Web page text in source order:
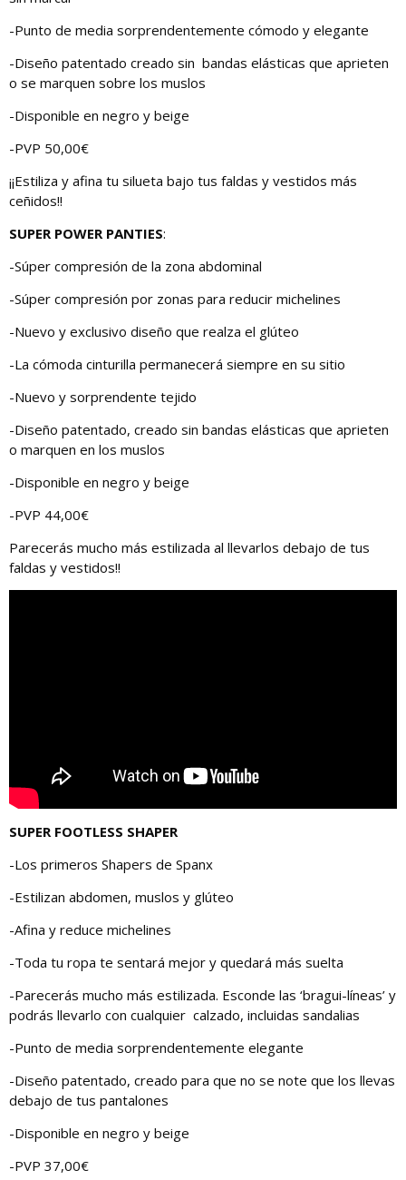
-Punto de media sorprendentemente cómodo y elegante
-Diseño patentado creado sin bandas elásticas que aprieten
o se marquen sobre los muslos
-Disponible en negro y beige
-PVP 50,00€
¡¡Estiliza y afina tu silueta bajo tus faldas y vestidos más
ceñidos!!
SUPER POWER PANTIES:
-Súper compresión de la zona abdominal
-Súper compresión por zonas para reducir michelines
-Nuevo y exclusivo diseño que realza el glúteo
-La cómoda cinturilla permanecerá siempre en su sitio
-Nuevo y sorprendente tejido
-Diseño patentado, creado sin bandas elásticas que aprieten
o marquen en los muslos
-Disponible en negro y beige
-PVP 44,00€
Parecerás mucho más estilizada al llevarlos debajo de tus
faldas y vestidos!!
SUPER FOOTLESS SHAPER
-Los primeros Shapers de Spanx
-Estilizan abdomen, muslos y glúteo
-Afina y reduce michelines
-Toda tu ropa te sentará mejor y quedará más suelta
-Parecerás mucho más estilizada. Esconde las ‘bragui-líneas’ y
podrás llevarlo con cualquier calzado, incluidas sandalias
-Punto de media sorprendentemente elegante
-Diseño patentado, creado para que no se note que los llevas
debajo de tus pantalones
-Disponible en negro y beige
-PVP 37,00€